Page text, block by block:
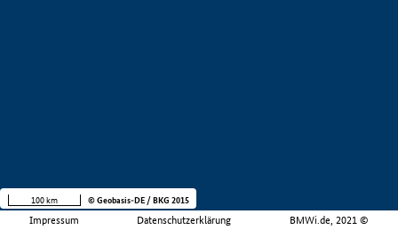
Impressum Datenschutzerklärung BMWi.de, 2021 ©
100 km © Geobasis-DE / BKG 2015